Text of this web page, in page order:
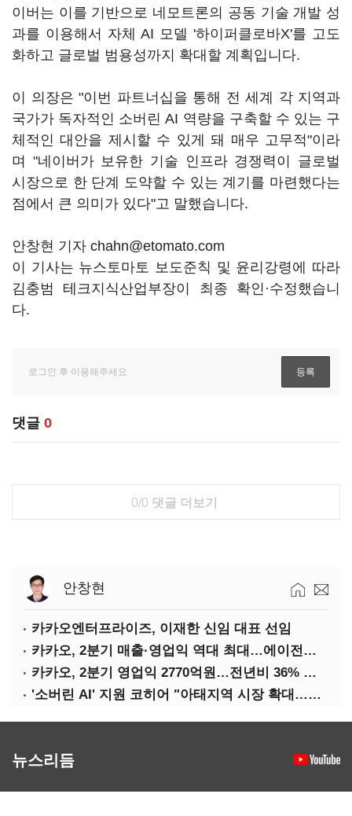
이버는 이를 기반으로 네모트론의 공동 기술 개발 성
과를 이용해서 자체 AI 모델 '하이퍼클로바X'를 고도
화하고 글로벌 범용성까지 확대할 계획입니다.
이 의장은 "이번 파트너십을 통해 전 세계 각 지역과
국가가 독자적인 소버린 AI 역량을 구축할 수 있는 구
체적인 대안을 제시할 수 있게 돼 매우 고무적"이라
며 "네이버가 보유한 기술 인프라 경쟁력이 글로벌
시장으로 한 단계 도약할 수 있는 계기를 마련했다는
점에서 큰 의미가 있다"고 말했습니다.
안창현 기자 chahn@etomato.com
이 기사는 뉴스토마토 보도준칙 및 윤리강령에 따라
김충범 테크지식산업부장이 최종 확인·수정했습니
다.
댓글 0
0/0 댓글 더보기
안창현
카카오엔터프라이즈, 이재한 신임 대표 선임
카카오, 2분기 매출·영업익 역대 최대…에이전트 AI 수익화 관건
카카오, 2분기 영업익 2770억원…전년비 36% 증가
'소버린 AI' 지원 코히어 "아태지역 시장 확대…한국·일본 법인 설립"
뉴스리듬